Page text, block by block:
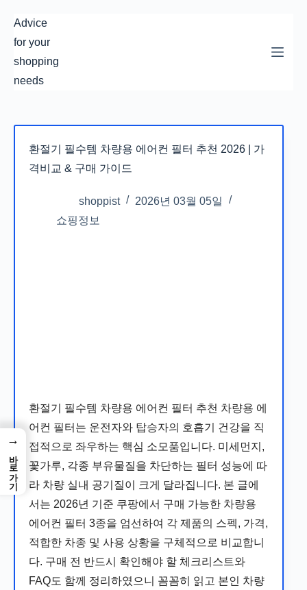
본
문
으
로
Advice
for your
shopping
needs
환절기 필수템 차량용 에어컨 필터 추천 2026 | 가
격비교 & 구매 가이드
shoppist
2026년 03월 05일
쇼핑정보
환절기 필수템 차량용 에어컨 필터 추천 차량용 에
어컨 필터는 운전자와 탑승자의 호흡기 건강을 직
접적으로 좌우하는 핵심 소모품입니다. 미세먼지,
꽃가루, 각종 부유물질을 차단하는 필터 성능에 따
라 차량 실내 공기질이 크게 달라집니다. 본 글에
서는 2026년 기준 쿠팡에서 구매 가능한 차량용
에어컨 필터 3종을 엄선하여 각 제품의 스펙, 가격,
적합한 차종 및 사용 상황을 구체적으로 비교합니
다. 구매 전 반드시 확인해야 할 체크리스트와
FAQ도 함께 정리하였으니 꼼꼼히 읽고 본인 차량
→
바로가기